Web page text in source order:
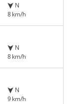
N
8 km/h
N
8 km/h
N
9 km/h